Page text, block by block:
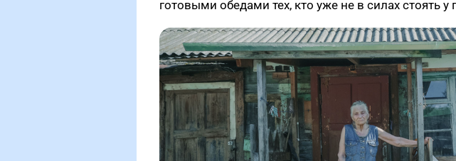
готовыми обедами тех, кто уже не в силах стоять у